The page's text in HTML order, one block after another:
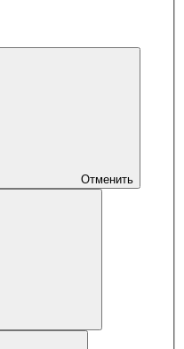
Отменить